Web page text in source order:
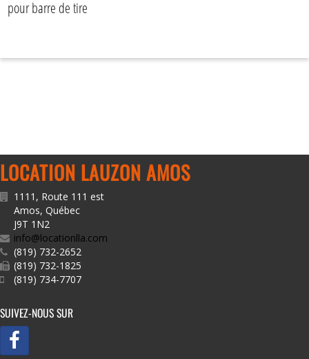
pour barre de tire
LOCATION LAUZON AMOS
1111, Route 111 est
Amos, Québec
J9T 1N2
info@locationlla.com
(819) 732-2652
(819) 732-1825
(819) 734-7707
SUIVEZ-NOUS SUR